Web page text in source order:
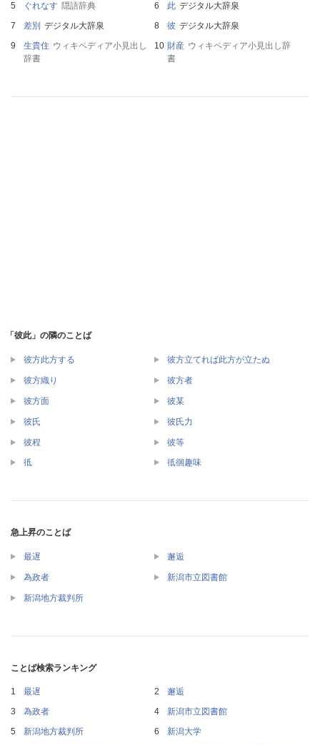
ぐれなす 隠語辞典 此 デジタル大辞泉
差別 デジタル大辞泉 彼 デジタル大辞泉
生貴住 ウィキペディア小見出し
辞書
財産 ウィキペディア小見出し辞
書
「彼此」の隣のことば
彼方此方する 彼方立てれば此方が立たぬ
彼方織り 彼方者
彼方面 彼某
彼氏 彼氏力
彼程 彼等
彽 彽徊趣味
急上昇のことば
最遅 邂逅
為政者 新潟市立図書館
新潟地方裁判所
ことば検索ランキング
最遅
邂逅
為政者
新潟市立図書館
新潟地方裁判所
新潟大学